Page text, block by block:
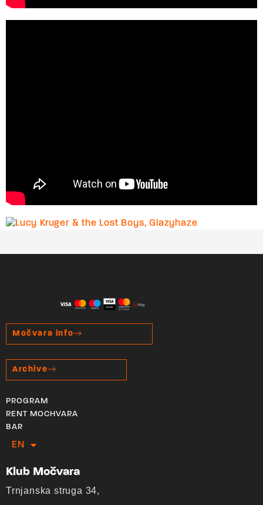
Močvara info
Archive
PROGRAM
RENT MOCHVARA
BAR
EN
HR
Klub Močvara
Trnjanska struga 34,